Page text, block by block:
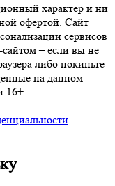
характер и ни
офертой. Сайт
сервисов
– если вы не
либо покиньте
на данном
16+.
|